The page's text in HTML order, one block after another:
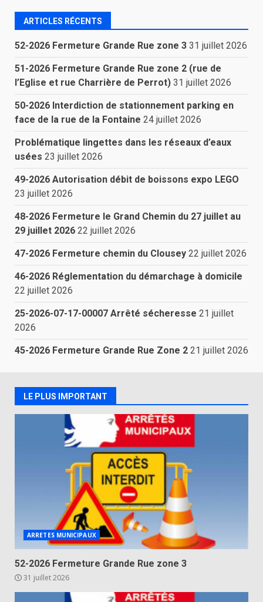
ARTICLES RÉCENTS
52-2026 Fermeture Grande Rue zone 3 31 juillet 2026
51-2026 Fermeture Grande Rue zone 2 (rue de
l’Eglise et rue Charrière de Perrot) 31 juillet 2026
50-2026 Interdiction de stationnement parking en
face de la rue de la Fontaine 24 juillet 2026
Problématique lingettes dans les réseaux d’eaux
usées 23 juillet 2026
49-2026 Autorisation débit de boissons expo LEGO
23 juillet 2026
48-2026 Fermeture le Grand Chemin du 27 juillet au
29 juillet 2026 22 juillet 2026
47-2026 Fermeture chemin du Clousey 22 juillet 2026
46-2026 Réglementation du démarchage à domicile
22 juillet 2026
25-2026-07-17-00007 Arrêté sécheresse 21 juillet
2026
45-2026 Fermeture Grande Rue Zone 2 21 juillet 2026
LE PLUS IMPORTANT
ARRETES MUNICIPAUX
52-2026 Fermeture Grande Rue zone 3
31 juillet 2026